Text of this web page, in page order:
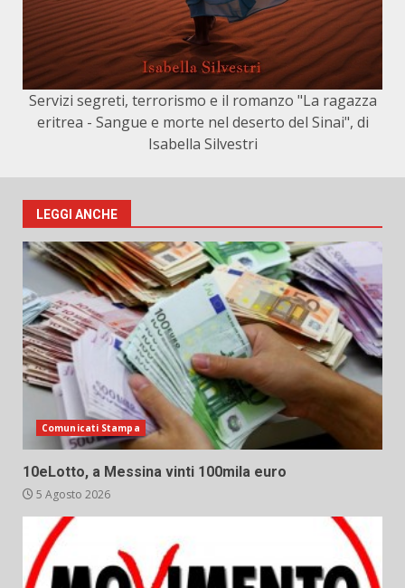
Servizi segreti, terrorismo e il romanzo "La ragazza
eritrea - Sangue e morte nel deserto del Sinai", di
Isabella Silvestri
LEGGI ANCHE
Comunicati Stampa
10eLotto, a Messina vinti 100mila euro
5 Agosto 2026